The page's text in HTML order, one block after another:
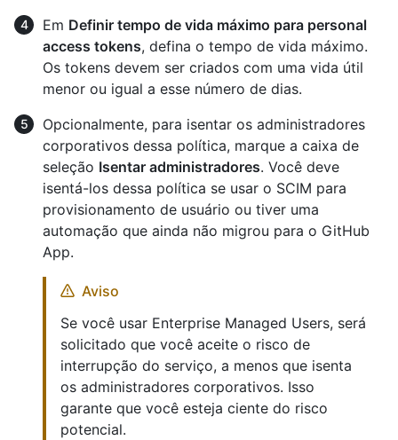
Em Definir tempo de vida máximo para personal
access tokens, defina o tempo de vida máximo.
Os tokens devem ser criados com uma vida útil
menor ou igual a esse número de dias.
Opcionalmente, para isentar os administradores
corporativos dessa política, marque a caixa de
seleção Isentar administradores. Você deve
isentá-los dessa política se usar o SCIM para
provisionamento de usuário ou tiver uma
automação que ainda não migrou para o GitHub
App.
Aviso
Se você usar Enterprise Managed Users, será
solicitado que você aceite o risco de
interrupção do serviço, a menos que isenta
os administradores corporativos. Isso
garante que você esteja ciente do risco
potencial.